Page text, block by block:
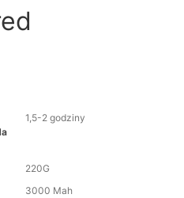
1,5-2 godziny
220G
3000 Mah